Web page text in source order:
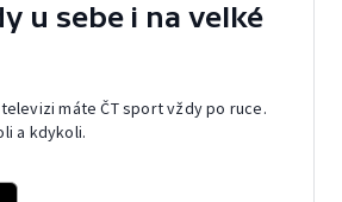
u sebe i na velké
máte ČT sport vždy po ruce.
a kdykoli.